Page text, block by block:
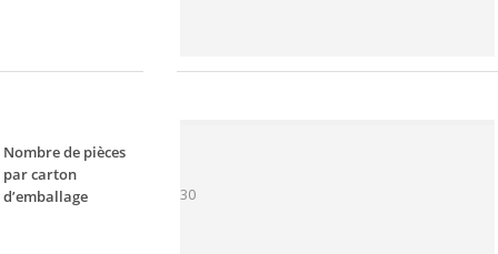
Nombre de pièces
par carton
d’emballage
30